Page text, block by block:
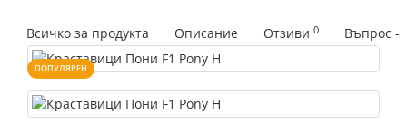
Всичко за продукта Описание Отзиви 0 Въпрос -
ПОПУЛЯРЕН